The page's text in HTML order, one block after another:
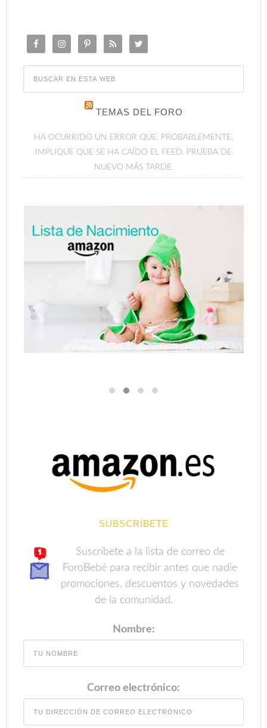
TEMAS DEL FORO
HA OCURRIDO UN ERROR QUE, PROBABLEMENTE,
IMPLIQUE QUE SE HA CAÍDO EL FEED. PRUEBA DE
NUEVO MÁS TARDE.
SUBSCRÍBETE
Suscríbete a la lista de correo de
ForoBebé para recibir antes que nadie
promociones, descuentos y novedades
de la comunidad.
Nombre:
Correo electrónico: